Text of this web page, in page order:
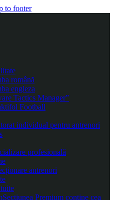
to footer
română
engleza
Tactics Manager”
Football
individual pentru antrenori
profesională
antrenori
Secțiunea Premium conține cea